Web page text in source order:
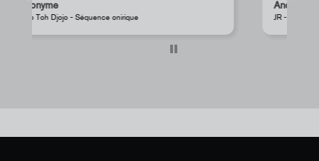
Anonyme
JR - Aimant classique « La Caverne du Pont-Neuf »